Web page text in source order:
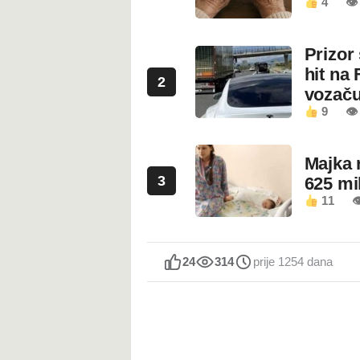
2
Prizor
hit na
9 👁
3
Majka
625
11
24 314 prije 1254 dana